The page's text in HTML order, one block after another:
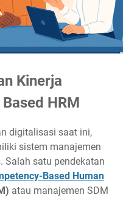
Kinerja
HRM
digitalisasi saat ini,
sistem manajemen
Salah satu pendekatan
Based Human
atau manajemen SDM